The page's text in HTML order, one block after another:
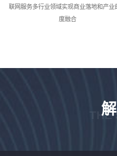
联网服务多行业领域实现商业落地和产业
度融合